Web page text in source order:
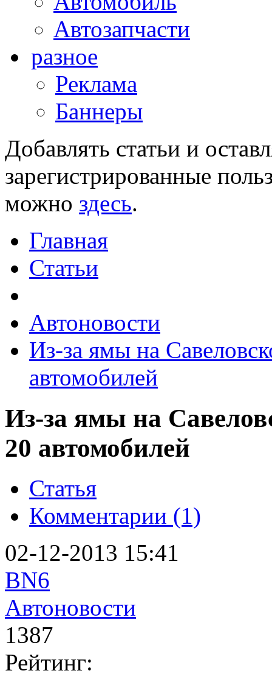
Автозапчасти
разное
Реклама
Баннеры
Добавлять статьи и
зарегистрированные
можно здесь.
Главная
Статьи
Автоновости
Из-за ямы на
автомобилей
Из-за ямы на
20 автомобилей
Статья
Комментарии (1)
02-12-2013 15:41
BN6
Автоновости
1387
Рейтинг: